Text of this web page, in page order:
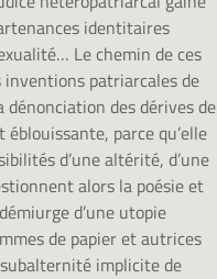
identitaires
Le chemin de ces
patriarcales de
des dérives de
parce qu’elle
d’une altérité, d’une
alors la poésie et
d’une utopie
de papier et autrices
implicite de